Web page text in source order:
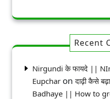
Recent
Nirgundi के फायदे ||
Eupchar onदाढ़ी कैसे
Badhaye || How to